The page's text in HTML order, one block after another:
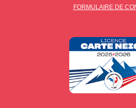
FORMULAIRE DE